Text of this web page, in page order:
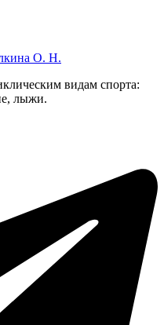
О. Н.
видам спорта:
лыжи.